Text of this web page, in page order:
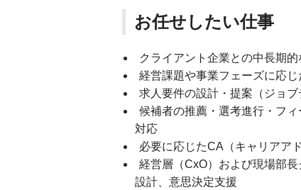
お任せしたい仕事
クライアント企業との中長期
経営課題や事業フェーズに応
求人要件の設計・提案（ジョブ
候補者の推薦・選考進行・フ
対応
必要に応じたCA（キャリアア
経営層（CxO）および現場部
設計、意思決定支援